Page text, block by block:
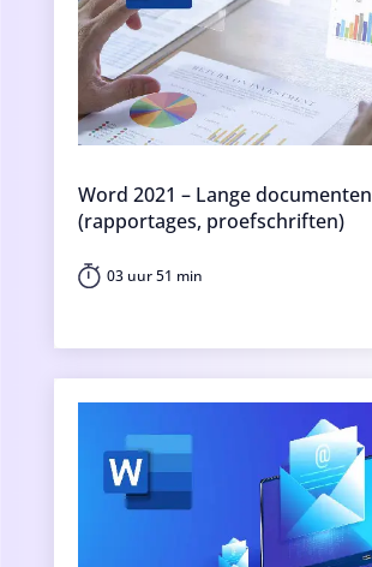
Word 2021 – Lange documenten
(rapportages, proefschriften)
03 uur 51 min